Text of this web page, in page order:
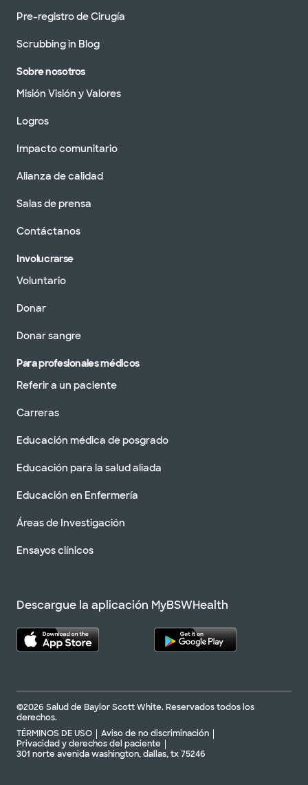
Pre-registro de Cirugía
Scrubbing in Blog
Sobre nosotros
Misión Visión y Valores
Logros
Impacto comunitario
Alianza de calidad
Salas de prensa
Contáctanos
Involucrarse
Voluntario
Donar
Donar sangre
Para profesionales médicos
Referir a un paciente
Carreras
Educación médica de posgrado
Educación para la salud aliada
Educación en Enfermería
Áreas de Investigación
Ensayos clínicos
Descargue la aplicación MyBSWHealth
©2026 Salud de Baylor Scott White. Reservados todos los
derechos.
TÉRMINOS DE USO
Aviso de no discriminación
Privacidad y derechos del paciente
301 norte avenida washington, dallas, tx 75246